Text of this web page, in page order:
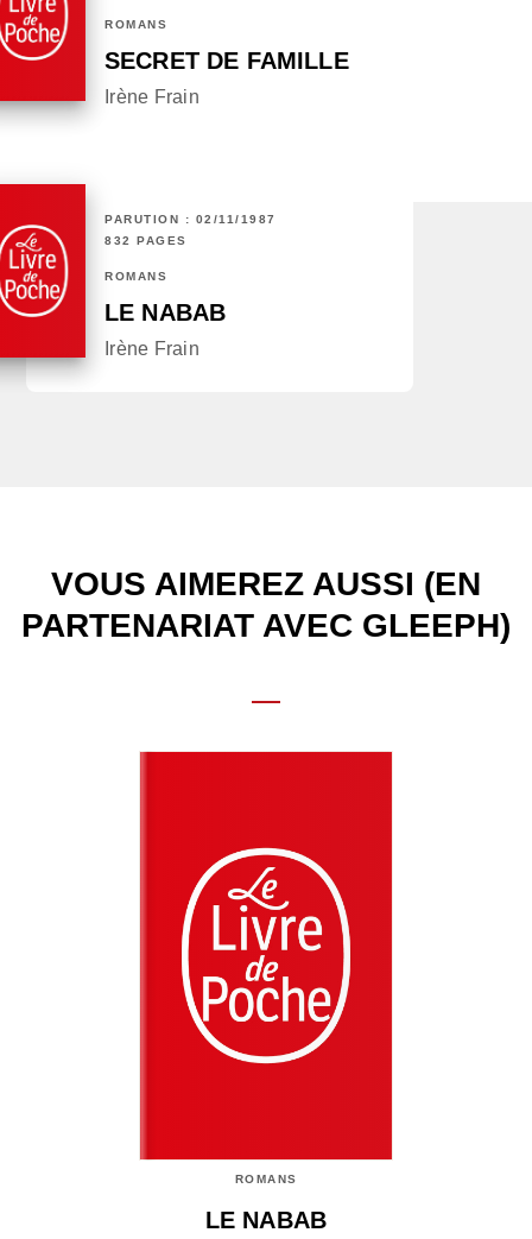
ROMANS
SECRET DE FAMILLE
Irène Frain
PARUTION : 02/11/1987
832 PAGES
ROMANS
LE NABAB
Irène Frain
VOUS AIMEREZ AUSSI (EN
PARTENARIAT AVEC GLEEPH)
ROMANS
LE NABAB